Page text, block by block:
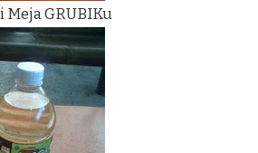
Meja GRUBIKu